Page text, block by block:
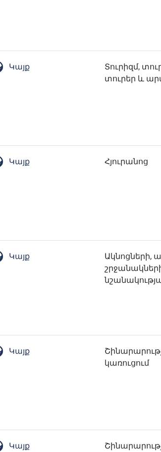
Կայք
Տուրիզմ,
տուրեր և
Կայք Հյուրանոց
Կայք
Ակնոցների,
Կայք
կառուցում
Կայք